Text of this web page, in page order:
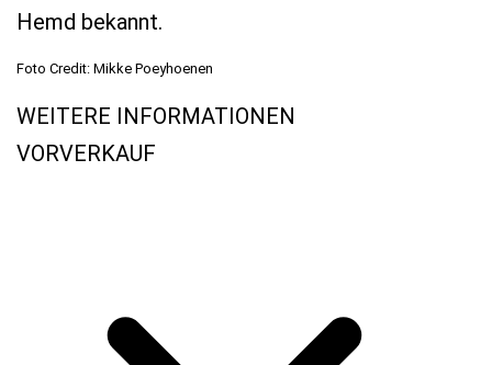
Hemd bekannt.
Foto Credit: Mikke Poeyhoenen
WEITERE INFORMATIONEN
VORVERKAUF